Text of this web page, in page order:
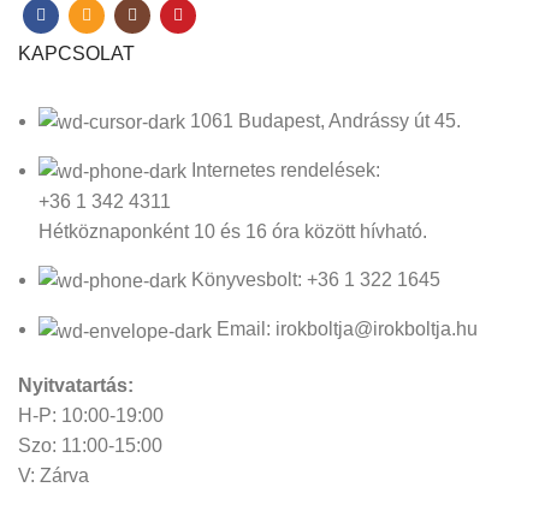
KAPCSOLAT
1061 Budapest, Andrássy út 45.
Internetes rendelések:
+36 1 342 4311
Hétköznaponként 10 és 16 óra között hívható.
Könyvesbolt: +36 1 322 1645
Email: irokboltja@irokboltja.hu
Nyitvatartás:
H-P: 10:00-19:00
Szo: 11:00-15:00
V: Zárva